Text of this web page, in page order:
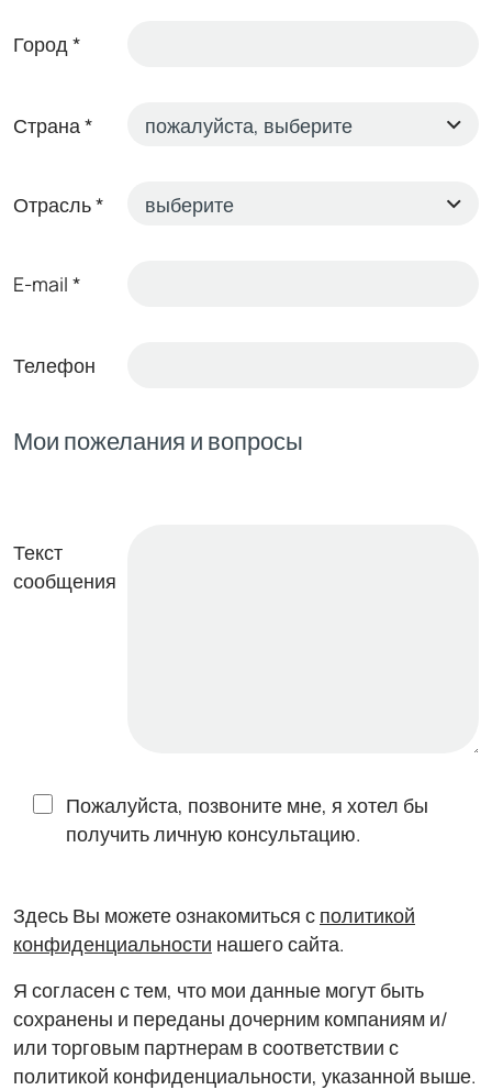
Город *
Страна *
Отрасль*
E-mail *
Телефон
Мои пожелания и вопросы
Текст
сообщения
Пожалуйста, позвоните мне, я хотел бы
получить личную консультацию.
Здесь Вы можете ознакомиться с политикой
конфиденциальности нашего сайта.
Я согласен с тем, что мои данные могут быть
сохранены и переданы дочерним компаниям и/
или торговым партнерам в соответствии с
политикой конфиденциальности, указанной выше.